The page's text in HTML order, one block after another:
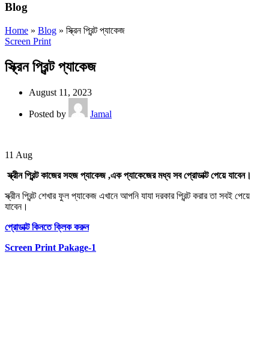
Blog
Home » Blog » স্ক্রিন প্রিন্ট প্যাকেজ
Screen Print
স্ক্রিন প্রিন্ট প্যাকেজ
August 11, 2023
Posted by Jamal
11 Aug
স্ক্রীন প্রিন্ট কাজের সহজ প্যাকেজ ,এক প্যাকেজের মধ্য সব প্রোডাক্ট পেয়ে যাবেন।
স্ক্রীন প্রিন্ট শেখার ফুল প্যাকেজ এখানে আপনি যাযা দরকার প্রিন্ট করার তা সবই পেয়ে
যাবেন।
প্রোডাক্ট কিনতে ক্লিক করুন
Screen Print Pakage-1